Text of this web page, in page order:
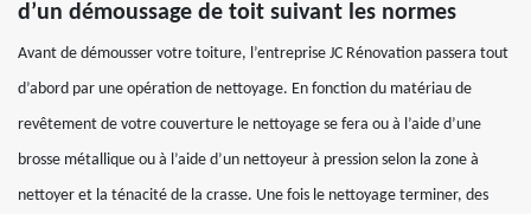
d’un démoussage de toit suivant les normes
Avant de démousser votre toiture, l’entreprise JC Rénovation passera tout
d’abord par une opération de nettoyage. En fonction du matériau de
revêtement de votre couverture le nettoyage se fera ou à l’aide d’une
brosse métallique ou à l’aide d’un nettoyeur à pression selon la zone à
nettoyer et la ténacité de la crasse. Une fois le nettoyage terminer, des